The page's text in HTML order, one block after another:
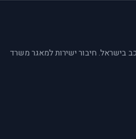
בישראל. חיבור ישירות למאגר משרד